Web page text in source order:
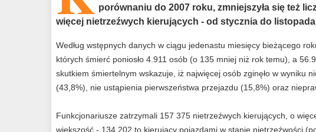
porównaniu do 2007 roku, zmniejszyła się też
więcej nietrzeźwych kierujących - od stycznia do
Według wstępnych danych w ciągu jedenastu miesięcy bieżącego
których śmierć poniosło 4.911 osób (o 135 mniej niż rok temu), a
skutkiem śmiertelnym wskazuje, iż najwięcej osób zginęło w wyniku
(43,8%), nie ustąpienia pierwszeństwa przejazdu (15,8%) oraz
Funkcjonariusze zatrzymali 157 375 nietrzeźwych kierujących, o
większość - 134 202 to kierujący pojazdami w stanie nietrzeźwości